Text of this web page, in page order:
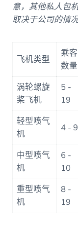
意，其他私人包
取决于公司的情况
飞机类型
乘客
数量
涡轮螺旋
桨飞机
5 -
19
轻型喷气
机
4 - 9
中型喷气
机
6 -
10
重型喷气
机
8 -
19